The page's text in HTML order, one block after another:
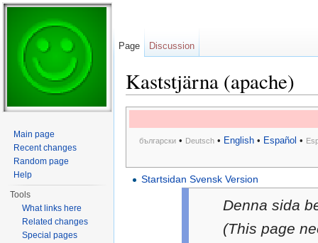
Kaststjärna (apache)
български• Deutsch• English• Español •
Startsidan Svensk Version
Denna sida
(This page
Page Discussion
Main page
Recent changes
Random page
Help
Tools
What links here
Related changes
Special pages